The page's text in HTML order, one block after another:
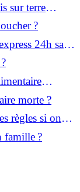
sur terre
?
24h sans
article
morte ?
règles si on
famille ?